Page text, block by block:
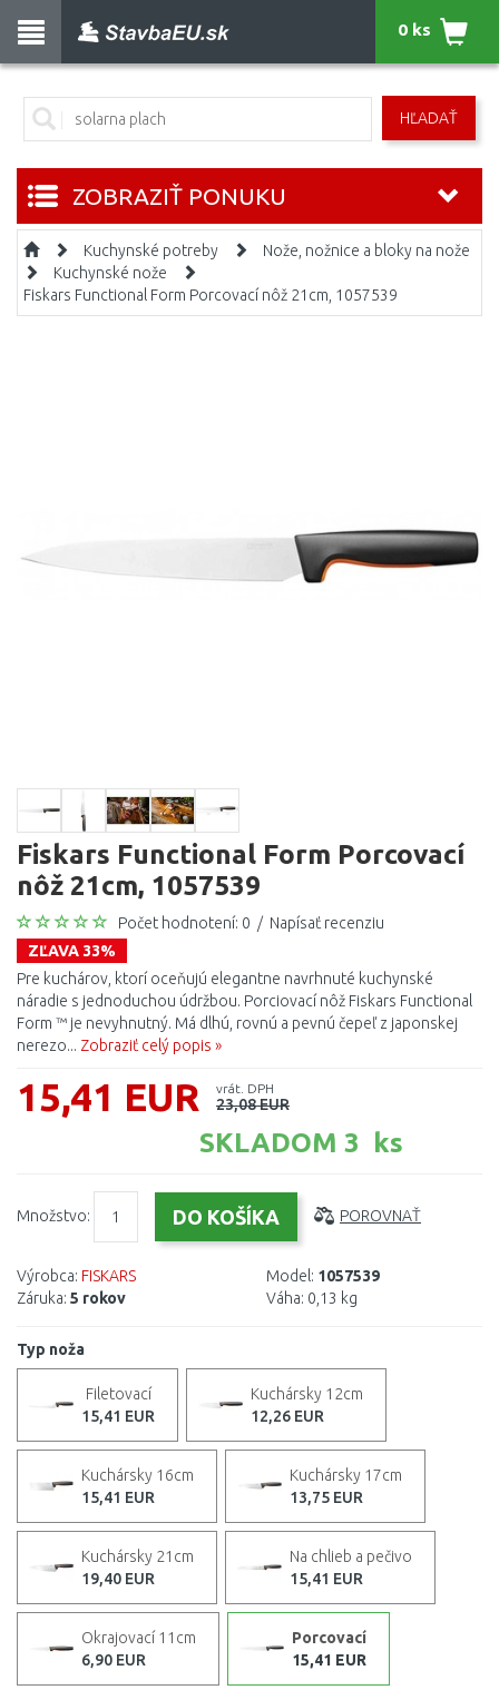
HĽADAŤ
0 ks
ZOBRAZIŤ PONUKU
Kuchynské potreby
Nože, nožnice a bloky na nože
Kuchynské nože
Fiskars Functional Form Porcovací nôž 21cm, 1057539
Fiskars Functional Form Porcovací
nôž 21cm, 1057539
Počet hodnotení: 0 / Napísať recenziu
ZĽAVA 33%
Pre kuchárov, ktorí oceňujú elegantne navrhnuté kuchynské
náradie s jednoduchou údržbou. Porciovací nôž Fiskars Functional
Form ™ je nevyhnutný. Má dlhú, rovnú a pevnú čepeľ z japonskej
nerezo... Zobraziť celý popis »
15,41 EUR vrát. DPH
23,08 EUR
SKLADOM 3 ks
Množstvo: POROVNAŤ
Výrobca: FISKARS
Záruka: 5 rokov
Model: 1057539
Váha: 0,13 kg
Typ noža
Filetovací
15,41 EUR
Kuchársky 12cm
12,26 EUR
Kuchársky 16cm
15,41 EUR
Kuchársky 17cm
13,75 EUR
Kuchársky 21cm
19,40 EUR
Na chlieb a pečivo
15,41 EUR
Okrajovací 11cm
6,90 EUR
Porcovací
15,41 EUR